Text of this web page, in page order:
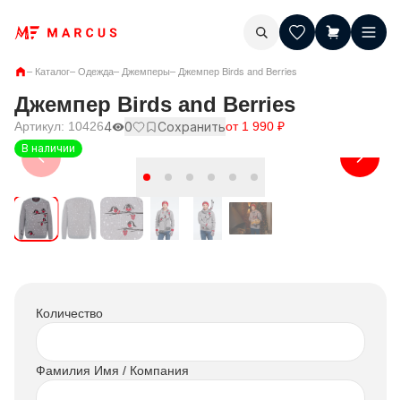
– Каталог–Одежда– Джемперы– Джемпер Birds and Berries
Джемпер Birds and Berries
Артикул: 104264 0 Сохранитьот 1 990 ₽
В наличии
Количество
Фамилия Имя / Компания